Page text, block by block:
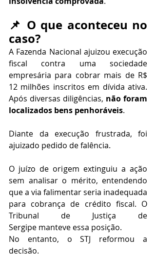
📌 O que aconteceu no
caso?
A Fazenda Nacional ajuizou execução
fiscal contra uma sociedade
empresária para cobrar mais de R$
12 milhões inscritos em dívida ativa.
Após diversas diligências, não foram
localizados bens penhoráveis.
Diante da execução frustrada, foi
ajuizado pedido de falência.
O juízo de origem extinguiu a ação
sem analisar o mérito, entendendo
que a via falimentar seria inadequada
para cobrança de crédito fiscal. O
Tribunal de Justiça de
Sergipe manteve essa posição.
No entanto, o STJ reformou a
decisão.